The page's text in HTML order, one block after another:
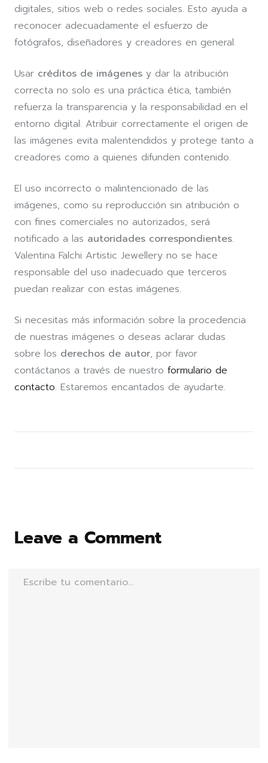
digitales, sitios web o redes sociales. Esto ayuda a
reconocer adecuadamente el esfuerzo de
fotógrafos, diseñadores y creadores en general.
Usar créditos de imágenes y dar la atribución
correcta no solo es una práctica ética, también
refuerza la transparencia y la responsabilidad en el
entorno digital. Atribuir correctamente el origen de
las imágenes evita malentendidos y protege tanto a
creadores como a quienes difunden contenido.
El uso incorrecto o malintencionado de las
imágenes, como su reproducción sin atribución o
con fines comerciales no autorizados, será
notificado a las autoridades correspondientes.
Valentina Falchi Artistic Jewellery no se hace
responsable del uso inadecuado que terceros
puedan realizar con estas imágenes.
Si necesitas más información sobre la procedencia
de nuestras imágenes o deseas aclarar dudas
sobre los derechos de autor, por favor
contáctanos a través de nuestro formulario de
contacto. Estaremos encantados de ayudarte.
Leave a Comment